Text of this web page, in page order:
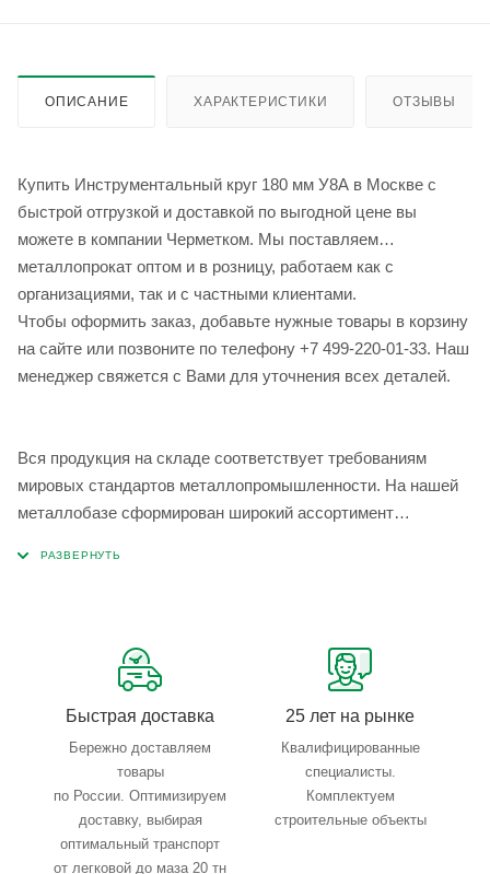
ОПИСАНИЕ ХАРАКТЕРИСТИКИ ОТЗЫВЫ
Купить Инструментальный круг 180 мм У8А в Москве с
быстрой отгрузкой и доставкой по выгодной цене вы
можете в компании Черметком. Мы поставляем
металлопрокат оптом и в розницу, работаем как с
организациями, так и с частными клиентами.
Чтобы оформить заказ, добавьте нужные товары в корзину
на сайте или позвоните по телефону +7 499-220-01-33. Наш
менеджер свяжется с Вами для уточнения всех деталей.
Вся продукция на складе соответствует требованиям
мировых стандартов металлопромышленности. На нашей
металлобазе сформирован широкий ассортимент
Быстрая доставка
Бережно доставляем
товары
по России. Оптимизируем
доставку, выбирая
оптимальный транспорт
от легковой до маза 20 тн
25 лет на рынке
Квалифицированные
специалисты.
Комплектуем
строительные объекты